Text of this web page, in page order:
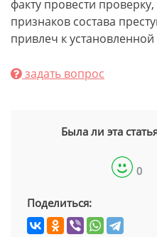
факту провести
признаков состава
привлеч к
задать вопрос
Была ли эта
0
Поделиться: